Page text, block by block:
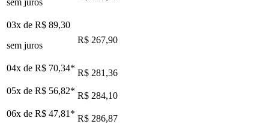
03x de R$ 89,30
sem juros
R$ 267,90
04x de R$ 70,34* R$ 281,36
05x de R$ 56,82* R$ 284,10
06x de R$ 47,81 * R$ 286,87